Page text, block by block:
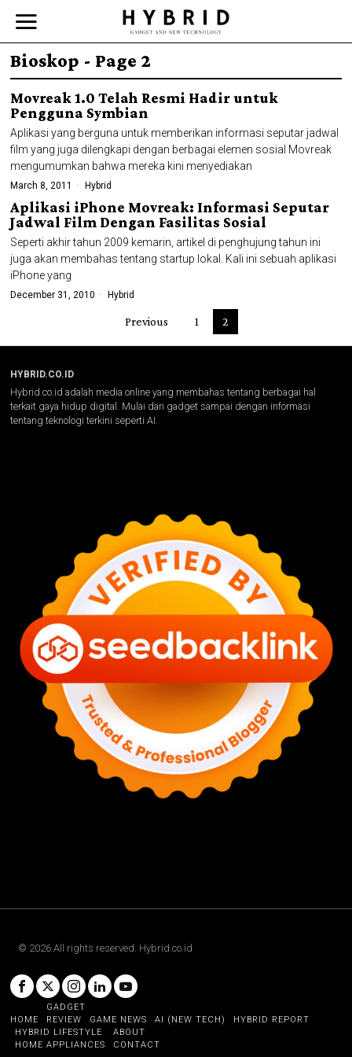
Bioskop - Page 2
Movreak 1.0 Telah Resmi Hadir untuk
Pengguna Symbian
Aplikasi yang berguna untuk memberikan informasi seputar jadwal
film yang juga dilengkapi dengan berbagai elemen sosial Movreak
mengumumkan bahwa mereka kini menyediakan
March 8, 2011 Hybrid
Aplikasi iPhone Movreak: Informasi Seputar
Jadwal Film Dengan Fasilitas Sosial
Seperti akhir tahun 2009 kemarin, artikel di penghujung tahun ini
juga akan membahas tentang startup lokal. Kali ini sebuah aplikasi
iPhone yang
December 31, 2010 Hybrid
Previous 1 2
HYBRID.CO.ID
Hybrid.co.id adalah media online yang membahas tentang berbagai hal
terkait gaya hidup digital. Mulai dari gadget sampai dengan informasi
tentang teknologi terkini seperti AI.
© 2026 All rights reserved. Hybrid.co.id
HOME
GADGET
REVIEW
GAME NEWS AI (NEW TECH)
HYBRID REPORT
HYBRID LIFESTYLE
HOME APPLIANCES
ABOUT
CONTACT